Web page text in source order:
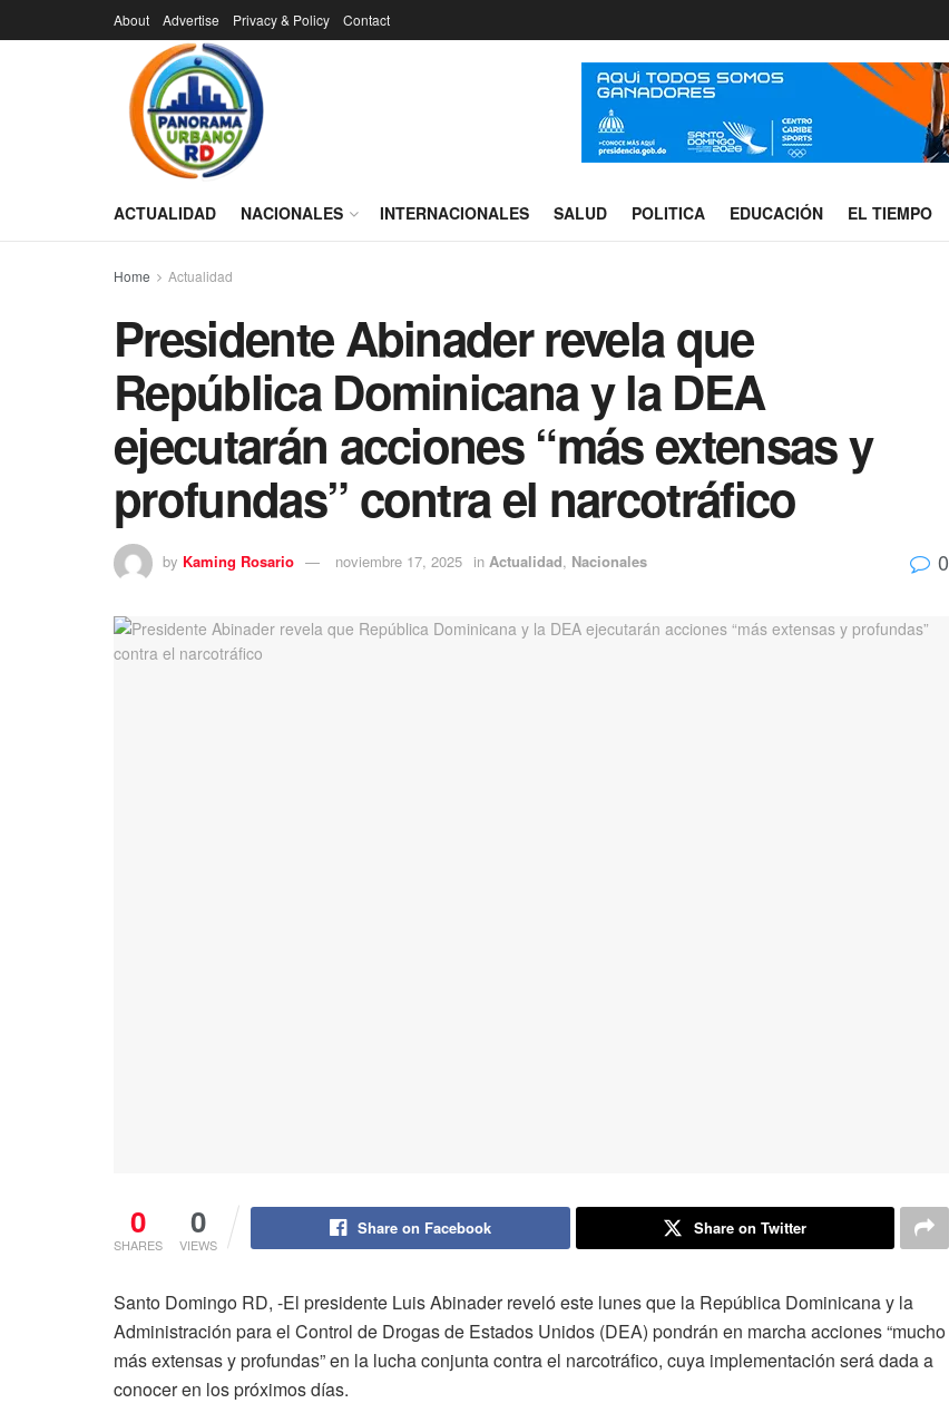
About Advertise Privacy & Policy Contact
ACTUALIDAD NACIONALES INTERNACIONALES SALUD POLITICA EDUCACIÓN EL TIEMPO
Home Actualidad
Presidente Abinader revela que
República Dominicana y la DEA
ejecutarán acciones “más extensas y
profundas” contra el narcotráfico
by Kaming Rosario noviembre 17, 2025 in Actualidad, Nacionales 0
0
SHARES
0
VIEWS
Share on Facebook Share on Twitter
Santo Domingo RD, -El presidente Luis Abinader reveló este lunes que la República Dominicana y la
Administración para el Control de Drogas de Estados Unidos (DEA) pondrán en marcha acciones “mucho
más extensas y profundas” en la lucha conjunta contra el narcotráfico, cuya implementación será dada a
conocer en los próximos días.